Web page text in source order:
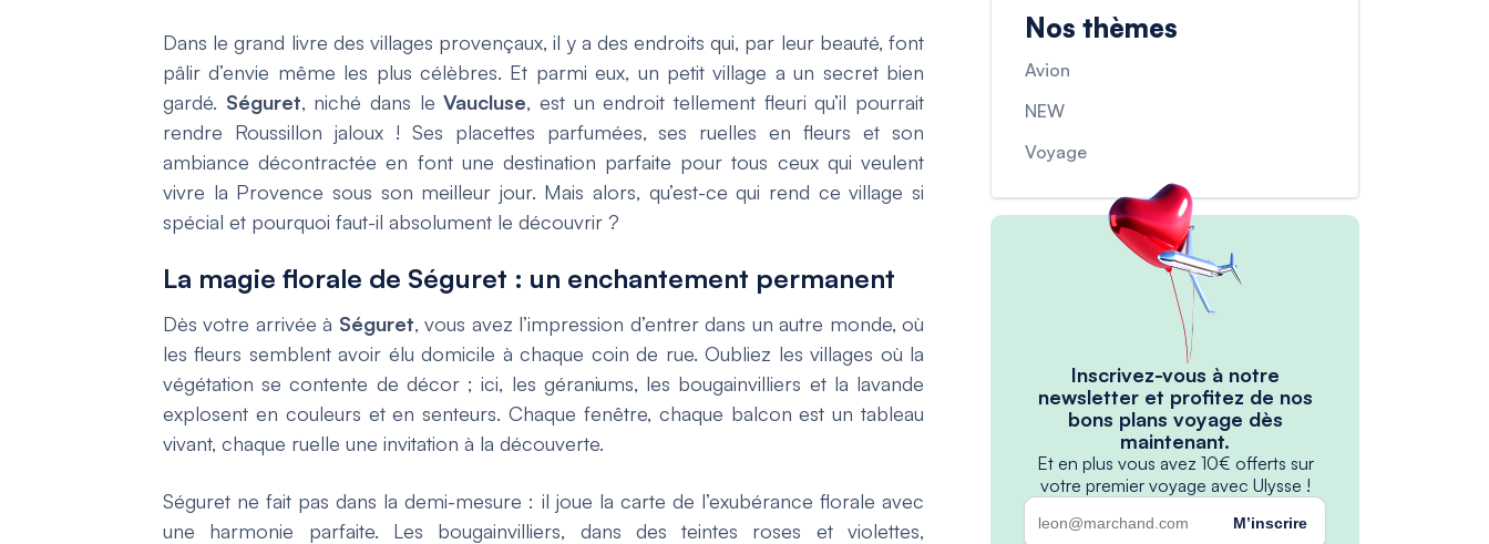
Dans le grand livre des villages provençaux, il y a des endroits qui, par leur beauté, font
pâlir d’envie même les plus célèbres. Et parmi eux, un petit village a un secret bien
gardé. Séguret, niché dans leVaucluse, est un endroit tellement fleuri qu’il pourrait
rendre Roussillon jaloux ! Ses placettes parfumées, ses ruelles en fleurs et son
ambiance décontractée en font une destination parfaite pour tous ceux qui veulent
vivre la Provence sous son meilleur jour. Mais alors, qu’est-ce qui rend ce village si
spécial et pourquoi faut-il absolument le découvrir ?
La magie florale de Séguret : un enchantement permanent
Dès votre arrivée à Séguret, vous avez l’impression d’entrer dans un autre monde, où
les fleurs semblent avoir élu domicile à chaque coin de rue. Oubliez les villages où la
végétation se contente de décor ; ici, les géraniums, les bougainvilliers et la lavande
explosent en couleurs et en senteurs. Chaque fenêtre, chaque balcon est un tableau
vivant, chaque ruelle une invitation à la découverte.
Séguret ne fait pas dans la demi-mesure : il joue la carte de l’exubérance florale avec
une harmonie parfaite. Les bougainvilliers, dans des teintes roses et violettes,
Nos thèmes
Avion
NEW
Voyage
Inscrivez-vous à notre
newsletter et profitez de nos
bons plans voyage dès
maintenant.
Et en plus vous avez 10€ offerts sur
votre premier voyage avec Ulysse !
M’inscrire